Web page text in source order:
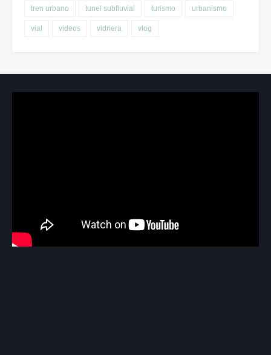
tren urbano tunel subfluvial turismo urbanismo
vial videos vidriera vlog